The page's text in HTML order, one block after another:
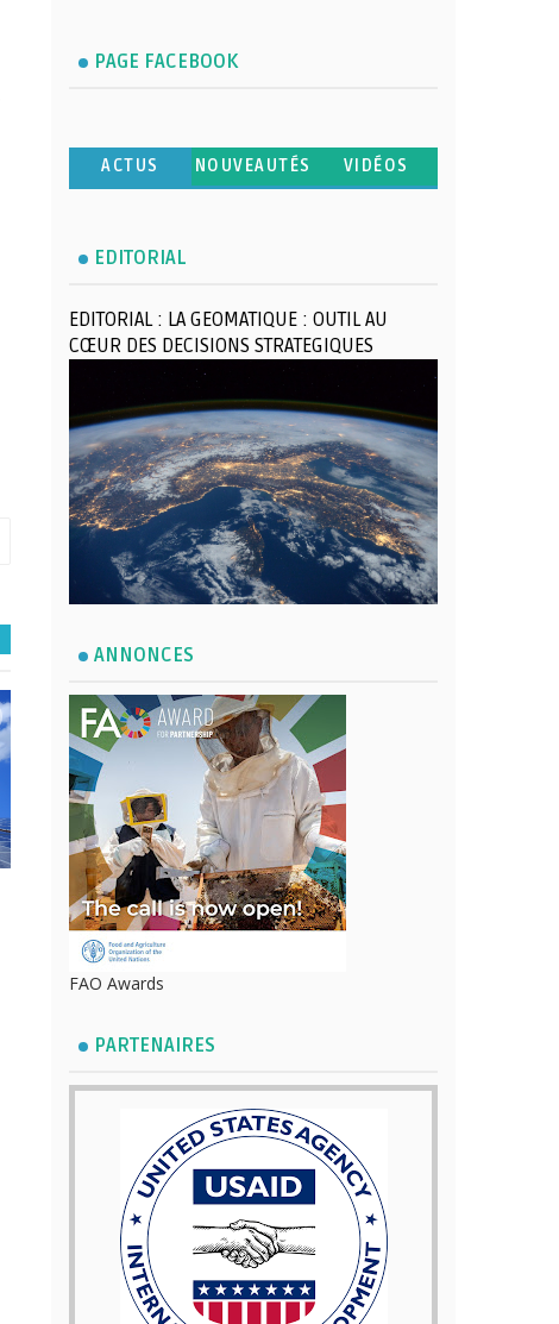
PAGE FACEBOOK
ACTUS NOUVEAUTÉS VIDÉOS
EDITORIAL
EDITORIAL : LA GEOMATIQUE : OUTIL AU
CŒUR DES DECISIONS STRATEGIQUES
ANNONCES
FAO Awards
PARTENAIRES